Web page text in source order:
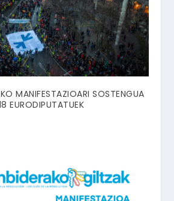
MANIFESTAZIOARI SOSTENGUA
EURODIPUTATUEK